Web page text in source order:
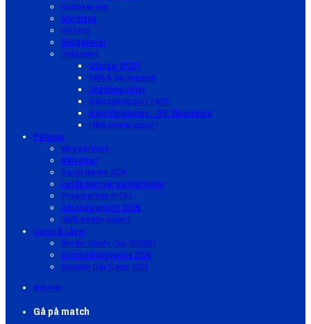
Kontakta oss
Styrelsen
Historia
Bildgallerier
Dokument
Stadgar (PDF)
DNA & Värdegrund
Ungdomspolicy
Säsongsrapport 24/25
Integritetspolicy – IFK Vänersborg
Hållbarhetsrapport
Partners
Våra partners
Nätverket
Bandyfesten 2026
Ladda hem vår partnerfolder
Privatpartner (PDF)
Säsongsrapport 25/26
Hållbarhetsrapport
Cuper & Läger
Nordic Bandy Cup 2026/27
Sommarbandyskola 2026
Summer Day Camp 2026
Nyheter
Gå på match